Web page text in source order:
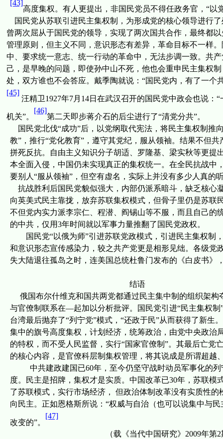
[43]
高度集权。有人更提出，非国民党员不得任政务官，“以
国民党从苏联引进民主集权制，为形成党的核心领导进行
曾两次屈从于国民党的领导，实现了两次国共合作，最终都
管理原则，但主义不同，意识形态有差异，革命目标不一样
中、要求统一意志、统一行动的革命中，无法步调一致。共
己，是早晚的问题，即使孙中山不死，他也会重申民主集权
处，双方谁也不会答应。戴季陶就说：“国民党内，有了一
[45]
汪精卫1927年7月 14日 在武汉召开的国民党中政会也说：
机关”。
[46]
第二天即步蒋介石的后尘进行了“清党分共”。
国民党北伐“成功”后，以党纲取代宪法，将民主集权制
教”，推行“党化教育”，遵守其党纪，服从领袖。结果不但
拼死反抗。自由主义知识分子胡适、罗隆基、梁实秋等更提
本全面入侵，中国仍未实现真正的集权统一。在全民抗战
要别人“服从领袖”，但空有虚名，实际上并没有多少人真的
抗战胜利后国民党貌似强大，内部仍派系暗斗，缺乏核心
向英美式民主靠拢，放弃苏联集权模式，但骨子里仍是苏
不但党内实力派李宗仁、程潜、阎锡山等不服，而且自己的
的中共，仅用3年时间就以军事力量推翻了国民党政权。
国民党“以俄为师”引进苏联党政模式，引进民主集权
和意识形态宣传感染力，较之共产党更是相形见绌。各级
失大陆退往孤岛之时，连美国总统杜鲁门发布的《白皮书
结语
俄国布尔什维克和国共两党都通过民主集中制的组织架
与官僚制联系在—起加以分析批评。国民党引进“民主集权
台湾最后抛弃了“列宁党”模式，“还政于民”从而获得了新
集中的旗号高度集权，计划经济，统筹政治，由党中央政
的特权，而不受人民监督，实行“国家官僚制”。其最后亡
的核心内容，是官僚科层制集权管理，将其说成是所谓超越
中共建政建国已60年，至今仍坚守战时动员军事化的
度。民主是招牌，集权才是实质。中国改革已30年，苏联模
了苏联模式，实行市场经济， 但政治体制改革没有实质性
向民主。正如恩格斯所说：“权威与自治（也可以说集中与
改变的”。
[47]
（载《当代中国研究》 2009年第2